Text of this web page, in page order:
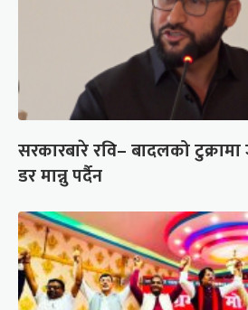
सरकारबारे रवि– बादलको
डर मान्नु पर्दैन